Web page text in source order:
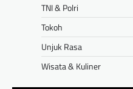
TNI & Polri
Tokoh
Unjuk Rasa
Wisata & Kuliner